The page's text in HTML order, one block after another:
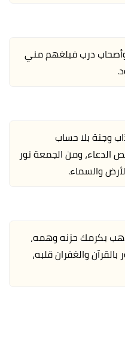
وأصحاب درب فبلغهم مني
وجنة بلا حساب
الدعاء، ومن الجمعة نور
والسماء.
بكرمك حزنه وهمه،
والغفران قلبه،